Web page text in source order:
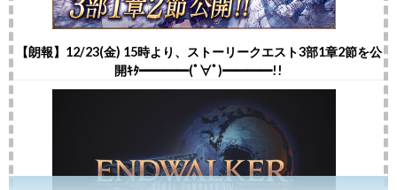
【朗報】12/23(金) 15時より、ストーリークエスト3部1章2節を公
開ｷﾀ━━━━(ﾟ∀ﾟ)━━━━!!